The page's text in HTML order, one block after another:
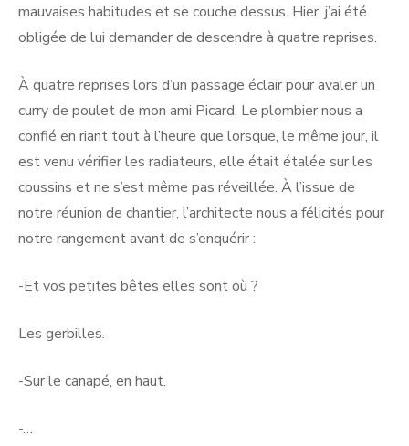
mauvaises habitudes et se couche dessus. Hier, j’ai été
obligée de lui demander de descendre à quatre reprises.
À quatre reprises lors d’un passage éclair pour avaler un
curry de poulet de mon ami Picard. Le plombier nous a
confié en riant tout à l’heure que lorsque, le même jour, il
est venu vérifier les radiateurs, elle était étalée sur les
coussins et ne s’est même pas réveillée. À l’issue de
notre réunion de chantier, l’architecte nous a félicités pour
notre rangement avant de s’enquérir :
-Et vos petites bêtes elles sont où ?
Les gerbilles.
-Sur le canapé, en haut.
-…